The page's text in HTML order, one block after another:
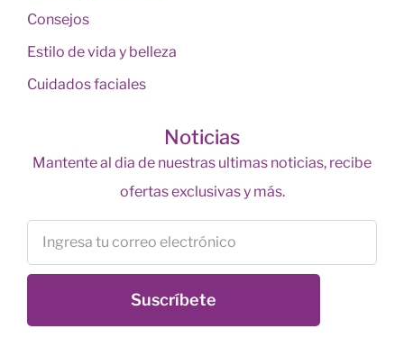
Consejos
Estilo de vida y belleza
Cuidados faciales
Noticias
Mantente al dia de nuestras ultimas noticias, recibe
ofertas exclusivas y más.
Suscríbete